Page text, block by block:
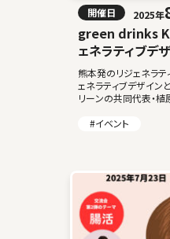
green drinks
ェネラティブデ
開催日 2025年
熊本発のリジェネラテ
ェネラティブデザイン
リーンの共同代表・
がある熊本は、そこ
#イベント